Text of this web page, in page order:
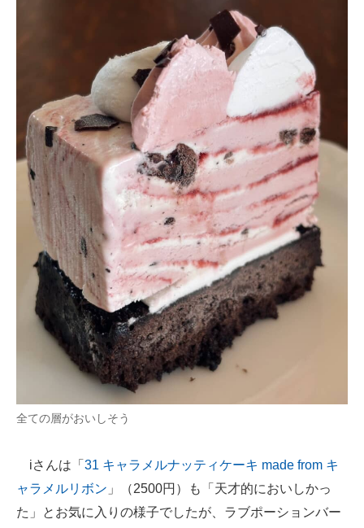
全ての層がおいしそう
iさんは「 31 キャラメルナッティケーキ made from キ
ャラメルリボン 」（2500円）も「天才的においしかっ
た」とお気に入りの様子でしたが、ラブポーションバー